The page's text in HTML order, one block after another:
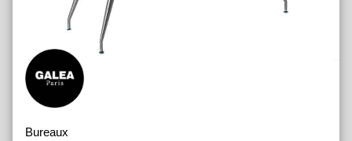
Bureaux